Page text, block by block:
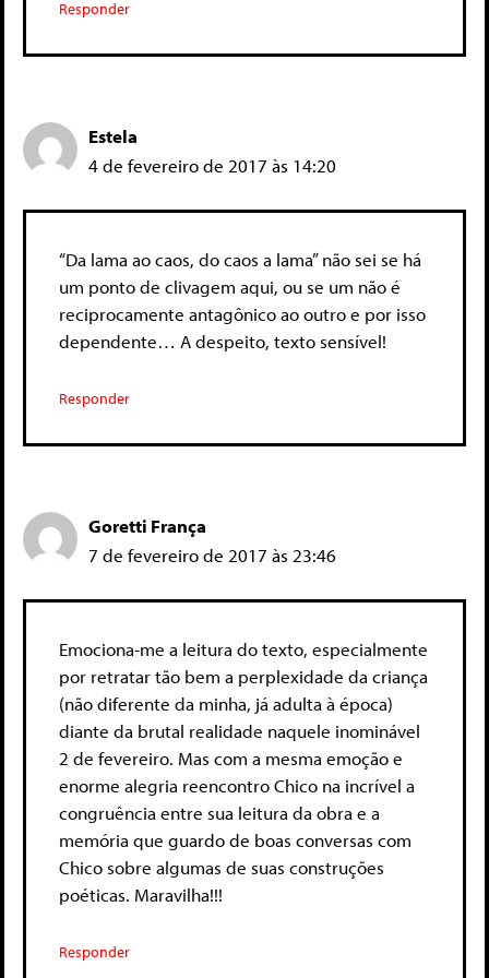
Responder
Estela
4 de fevereiro de 2017 às 14:20
“Da lama ao caos, do caos a lama” não sei se há
um ponto de clivagem aqui, ou se um não é
reciprocamente antagônico ao outro e por isso
dependente… A despeito, texto sensível!
Responder
Goretti França
7 de fevereiro de 2017 às 23:46
Emociona-me a leitura do texto, especialmente
por retratar tão bem a perplexidade da criança
(não diferente da minha, já adulta à época)
diante da brutal realidade naquele inominável
2 de fevereiro. Mas com a mesma emoção e
enorme alegria reencontro Chico na incrível a
congruência entre sua leitura da obra e a
memória que guardo de boas conversas com
Chico sobre algumas de suas construções
poéticas. Maravilha!!!
Responder